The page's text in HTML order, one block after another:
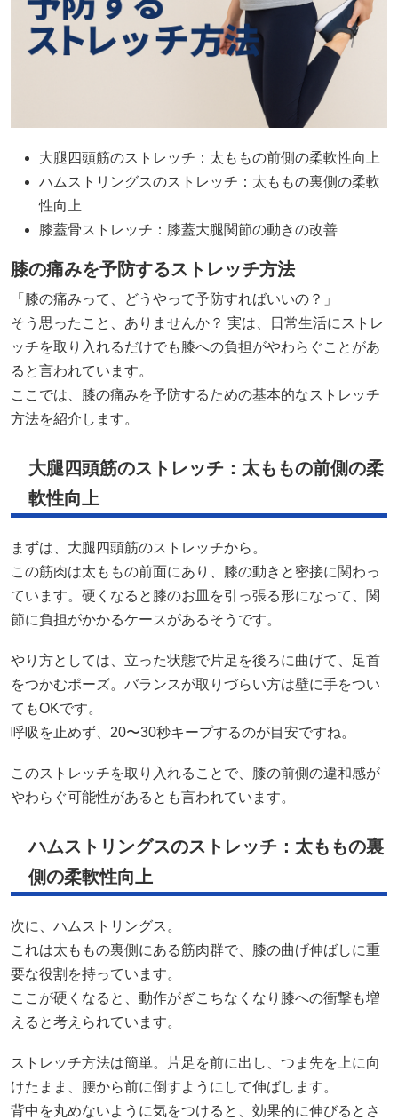
大腿四頭筋のストレッチ：太ももの前側の柔軟性向上
ハムストリングスのストレッチ：太ももの裏側の柔軟
性向上
膝蓋骨ストレッチ：膝蓋大腿関節の動きの改善​
膝の痛みを予防するストレッチ方法
「膝の痛みって、どうやって予防すればいいの？」
そう思ったこと、ありませんか？ 実は、日常生活にストレ
ッチを取り入れるだけでも膝への負担がやわらぐことがあ
ると言われています。
ここでは、膝の痛みを予防するための基本的なストレッチ
方法を紹介します。
大腿四頭筋のストレッチ：太ももの前側の柔
軟性向上
まずは、大腿四頭筋のストレッチから。
この筋肉は太ももの前面にあり、膝の動きと密接に関わっ
ています。硬くなると膝のお皿を引っ張る形になって、関
節に負担がかかるケースがあるそうです。
やり方としては、立った状態で片足を後ろに曲げて、足首
をつかむポーズ。バランスが取りづらい方は壁に手をつい
てもOKです。
呼吸を止めず、20〜30秒キープするのが目安ですね。
このストレッチを取り入れることで、膝の前側の違和感が
やわらぐ可能性があるとも言われています。
ハムストリングスのストレッチ：太ももの裏
側の柔軟性向上
次に、ハムストリングス。
これは太ももの裏側にある筋肉群で、膝の曲げ伸ばしに重
要な役割を持っています。
ここが硬くなると、動作がぎこちなくなり膝への衝撃も増
えると考えられています。
ストレッチ方法は簡単。片足を前に出し、つま先を上に向
けたまま、腰から前に倒すようにして伸ばします。
背中を丸めないように気をつけると、効果的に伸びるとさ